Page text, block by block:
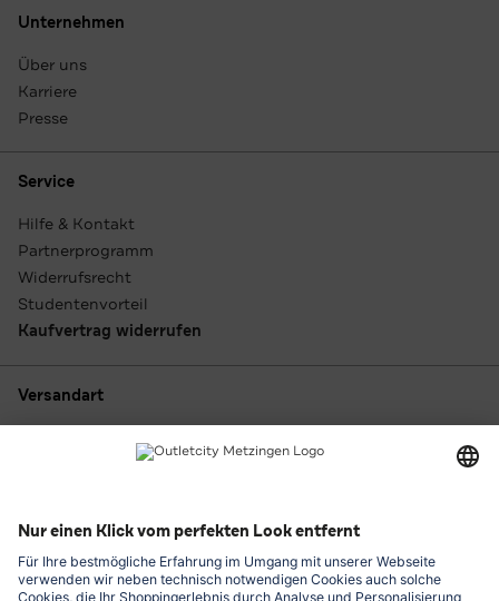
Unternehmen
Über uns
Karriere
Presse
Service
Hilfe & Kontakt
Partnerprogramm
Widerrufsrecht
Studentenvorteil
Kaufvertrag widerrufen
Versandart